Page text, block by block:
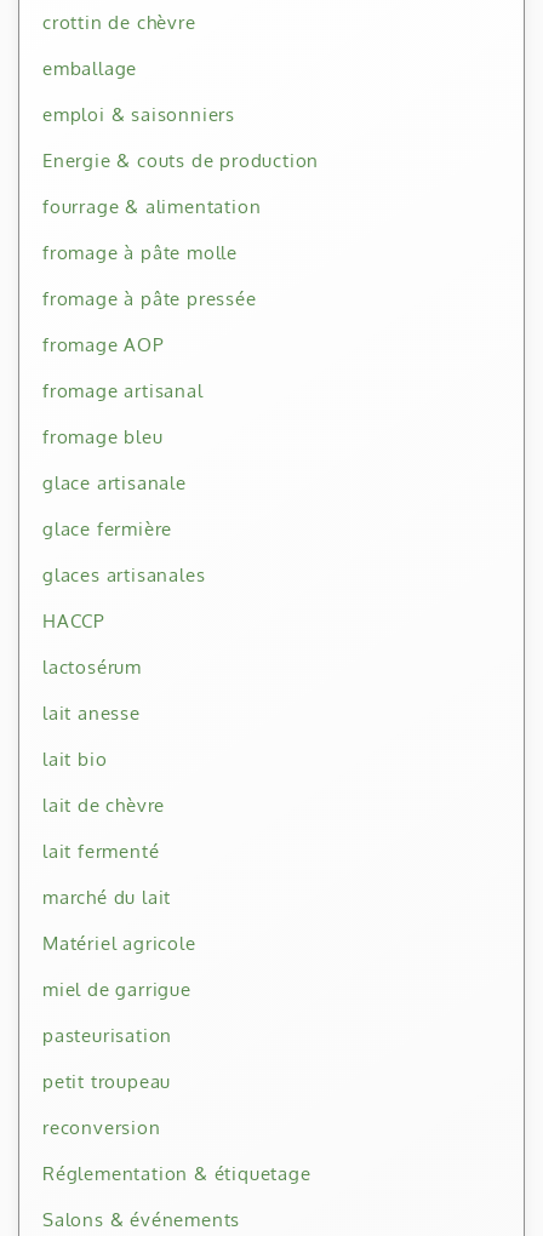
crottin de chèvre
emballage
emploi & saisonniers
Energie & couts de production
fourrage & alimentation
fromage à pâte molle
fromage à pâte pressée
fromage AOP
fromage artisanal
fromage bleu
glace artisanale
glace fermière
glaces artisanales
HACCP
lactosérum
lait anesse
lait bio
lait de chèvre
lait fermenté
marché du lait
Matériel agricole
miel de garrigue
pasteurisation
petit troupeau
reconversion
Réglementation & étiquetage
Salons & événements